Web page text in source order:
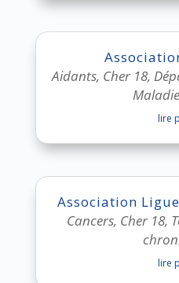
Aidants, Cher 18,
lire
Association
Cancers, Cher 18,
lire